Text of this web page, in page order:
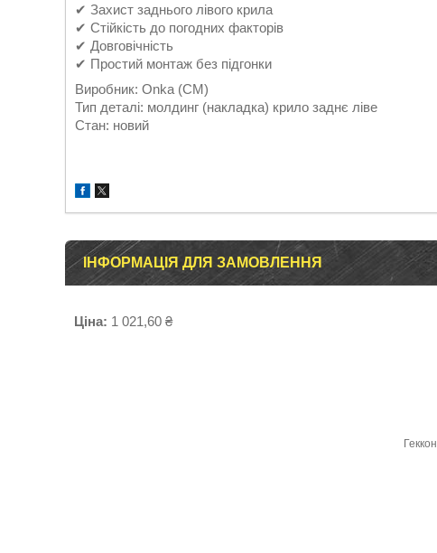
✔ Захист заднього лівого крила
✔ Стійкість до погодних факторів
✔ Довговічність
✔ Простий монтаж без підгонки
Виробник: Onka (CM)
Тип деталі: молдинг (накладка) крило заднє ліве
Стан: новий
ІНФОРМАЦІЯ ДЛЯ ЗАМОВЛЕННЯ
Ціна: 1 021,60 ₴